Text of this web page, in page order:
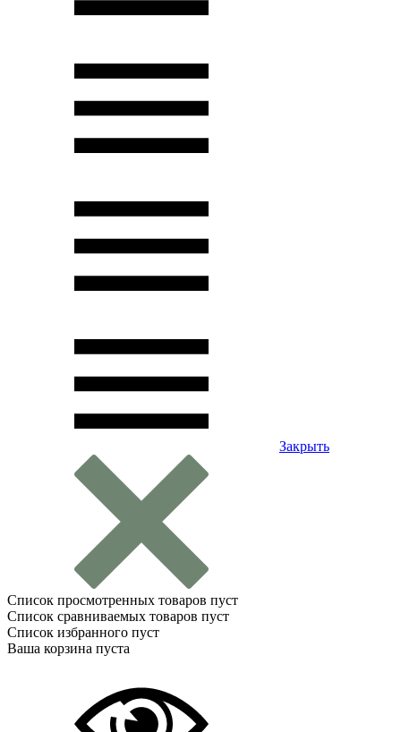
Закрыть
Список просмотренных товаров пуст
Список сравниваемых товаров пуст
Список избранного пуст
Ваша корзина пуста